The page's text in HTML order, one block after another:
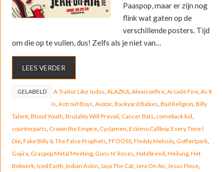
Paaspop, maar er zijn nog
flink wat gaten op de
verschillende posters. Tijd
om die op te vullen, dus! Zelfs als je niet van…
LEES VERDER
GELABELD A Traitor Like Judas ALAZKA, Alexisonfire, Arcade Fire, As It
Is Astroid Boys Avatar, Backyard Babies Bad Religion Billy
Talent, Blood Youth Brutality Will Prevail Cancer Bats comeback kid
counterparts Crown the Empire, Cyclamen Eskimo Callboy, Every Time I
Die, Fake Billy & The False Prophets FFOOSS, Fleddy Melculy, Goffertpark,
Gojira Graspop Metal Meeting, Guns N' Roses Hatebreed Heilung, Het
Bolwerk, Iced Earth Indian Askin Jaya The Cat, Jera On Air, Jesus Piece,